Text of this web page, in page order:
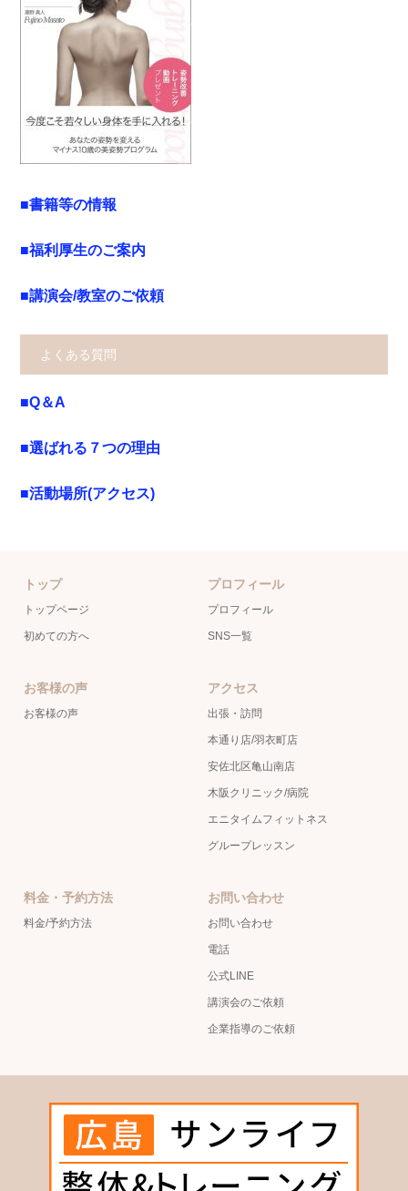
■書籍等の情報
■福利厚生のご案内
■講演会/教室のご依頼
よくある質問
■Q＆A
■選ばれる７つの理由
■活動場所(アクセス)
トップ
トップページ
初めての方へ
プロフィール
プロフィール
SNS一覧
お客様の声
お客様の声
アクセス
出張・訪問
本通り店/羽衣町店
安佐北区亀山南店
木阪クリニック/病院
エニタイムフィットネス
グループレッスン
料金・予約方法
料金/予約方法
お問い合わせ
お問い合わせ
電話
公式LINE
講演会のご依頼
企業指導のご依頼